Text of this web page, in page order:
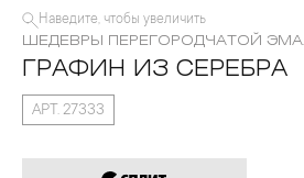
Наведите, чтобы увеличить
ШЕДЕВРЫ ПЕРЕГОРОДЧАТОЙ
ГРАФИН ИЗ СЕРЕБРА
АРТ. 27333